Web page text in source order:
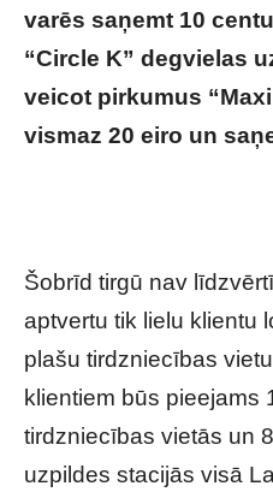
varēs saņemt 10
“Circle K” degvielas
veicot pirkumus
vismaz 20 eiro un
Šobrīd tirgū nav
aptvertu tik lielu klientu
plašu tirdzniecības
klientiem būs pieejams
tirdzniecības vietās un
uzpildes stacijās visā